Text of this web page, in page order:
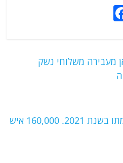
e
k
מעבירה משלוחי נשק
יותר מ-530,000 איראנים מתו בשנת 2021. 160,000 איש